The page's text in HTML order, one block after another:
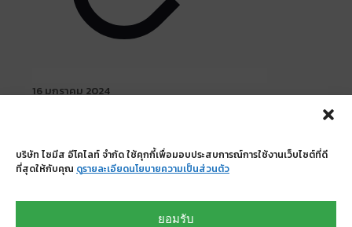
บริษัท ไซมีส อีโคไลท์ จำกัด ใช้คุกกี้เพื่อมอบประสบการณ์การใช้งานเว็บไซต์ที่ดี
ที่สุดให้กับคุณ ดูรายละเอียดนโยบายความเป็นส่วนตัว
ยอมรับ
16 มกราคม 2024
Read more